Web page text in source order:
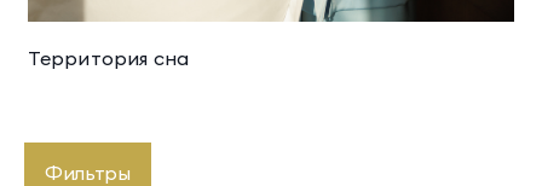
Территория сна
Фильтры